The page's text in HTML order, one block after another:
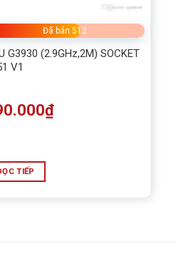
Đã bán 512
G3930 (2.9GHz,2M) SOCKET
V1
₫
TIẾP